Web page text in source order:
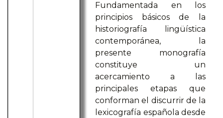
Fundamentada en los
principios básicos de la
historiografía lingüística
contemporánea, la
presente monografía
constituye un
acercamiento a las
principales etapas que
conforman el discurrir de la
lexicografía española desde